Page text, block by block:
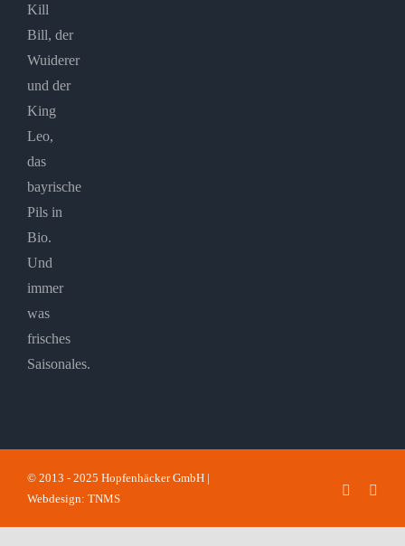
Kill
Bill, der
Wuiderer
und der
King
Leo,
das
bayrische
Pils in
Bio.
Und
immer
was
frisches
Saisonales.
© 2013 - 2025 Hopfenhäcker GmbH |
Webdesign: TNMS
Facebook